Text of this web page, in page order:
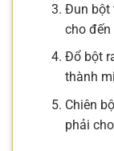
Đun bột
cho
Đổ bột
thành
Chiên
phải